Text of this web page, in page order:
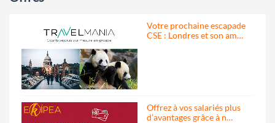
Votre prochaine escapade
CSE : Londres et son am…
Offrez à vos salariés plus
d’avantages grâce à n…